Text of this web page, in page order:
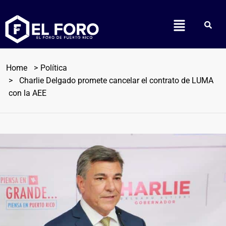
Home
Política
Charlie Delgado promete cancelar el contrato de LUMA
con la AEE